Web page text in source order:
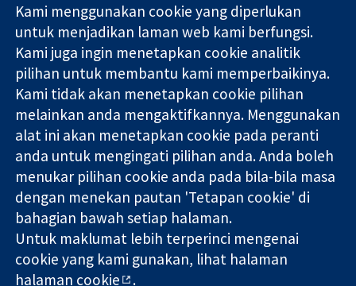
Bukti yang
dipercayai.
keputusan
termaklum
Kesihatan yang
lebih baik
11-13 Cavendish
Square
London
W1G 0AN
United Kingdom
Hubungi kita
Berita
Pejabat
akhbar
Perihal Kami
Pekerjaan
Cochrane
Library
Kolaborasi Cochrane ialah sebuah badan amal (no. 1045921) dan
sebuah syarikat terhad oleh jaminan (no. 03044323) yang
berdaftar di England & Wales. Nombor pendaftaran VAT GB 718
2127 49.
Kami menggunakan cookie yang diperlukan
untuk menjadikan laman web kami berfungsi.
Kami juga ingin menetapkan cookie analitik
pilihan untuk membantu kami memperbaikinya.
Kami tidak akan menetapkan cookie pilihan
melainkan anda mengaktifkannya. Menggunakan
alat ini akan menetapkan cookie pada peranti
anda untuk mengingati pilihan anda. Anda boleh
menukar pilihan cookie anda pada bila-bila masa
dengan menekan pautan 'Tetapan cookie' di
bahagian bawah setiap halaman.
Untuk maklumat lebih terperinci mengenai
cookie yang kami gunakan, lihat halaman
halaman cookie
.